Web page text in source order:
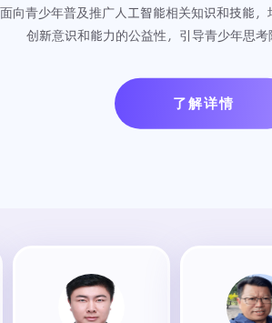
向青少年普及推广人工智能相关知识和技能
创新意识和能力的公益性，引导青少年思考
了解详情